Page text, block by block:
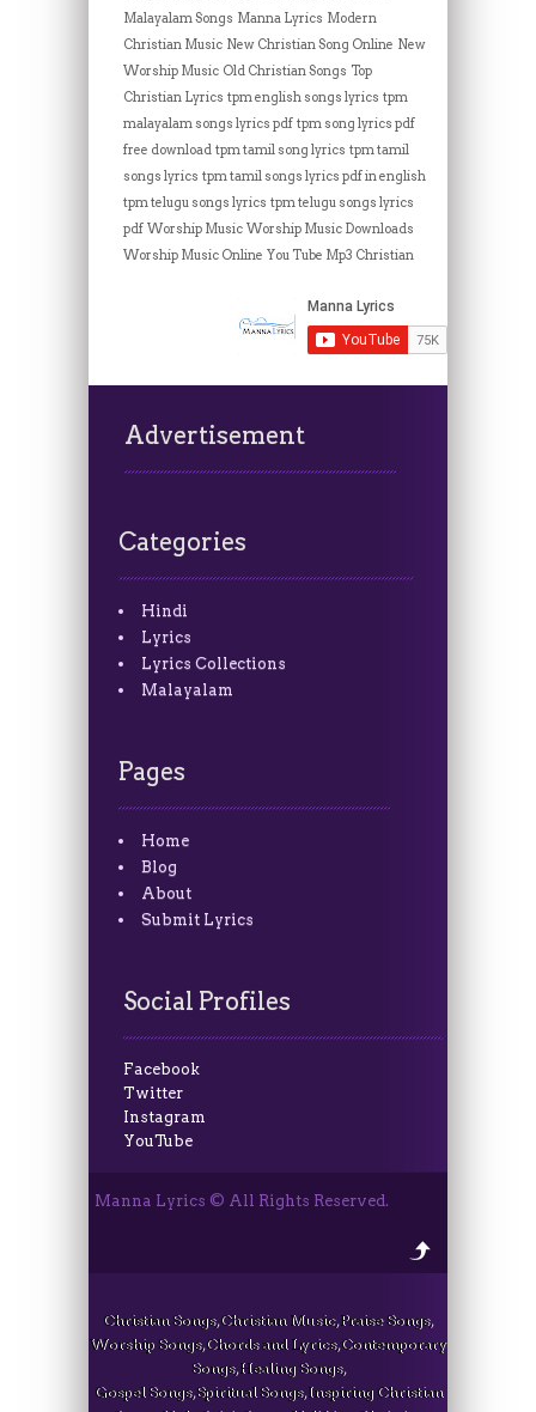
Malayalam Songs Manna Lyrics Modern
Christian Music New Christian Song Online New
Worship Music Old Christian Songs Top
Christian Lyrics tpm english songs lyrics tpm
malayalam songs lyrics pdf tpm song lyrics pdf
free download tpm tamil song lyrics tpm tamil
songs lyrics tpm tamil songs lyrics pdf in english
tpm telugu songs lyrics tpm telugu songs lyrics
pdf Worship Music Worship Music Downloads
Worship Music Online You Tube Mp3 Christian
Advertisement
Categories
Hindi
Lyrics
Lyrics Collections
Malayalam
Pages
Home
Blog
About
Submit Lyrics
Social Profiles
Facebook
Twitter
Instagram
YouTube
Manna Lyrics © All Rights Reserved.
Christian Songs, Christian Music, Praise Songs,
Worship Songs, Chords and Lyrics, Contemporary
Songs, Healing Songs,
Gospel Songs, Spiritual Songs, Inspiring Christian